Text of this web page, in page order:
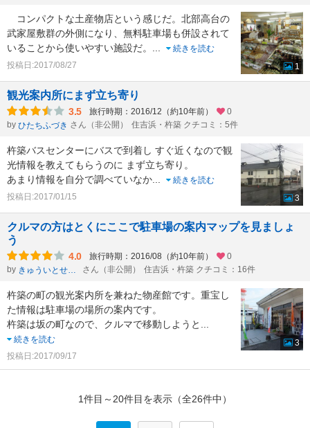
コンパクトな土産物店という感じだ。北部高台の
武家屋敷群の外側になり、無料駐車場も併設されて
いることから使いやすい施設だ。 ...
続きを読む
投稿日:2017/08/27
1
観光案内所にまず立ち寄り
3.5 旅行時期：2016/12（約10年前）
0
by ひたちふづき さん（非公開） 住吉浜・杵築 クチコミ：5件
杵築バスセンターにバスで到着し すぐ近くなので観
光情報を教えてもらうのに まず立ち寄り。
あまり情報を自分で調べていなか...
続きを読む
投稿日:2017/01/15
3
クルマの方はとくにここで駐車場の案内マップを見ましょ
う
4.0 旅行時期：2016/08（約10年前）
0
by
きゅういとせろり さん（非公開） 住吉浜・杵築 クチコミ：16件
杵築の町の観光案内所を兼ねた物産館です。重宝し
た情報は駐車場の場所の案内です。
杵築は坂の町なので、クルマで移動しようと ...
続きを読む
投稿日:2017/09/17
3
1件目～20件目を表示（全26件中）